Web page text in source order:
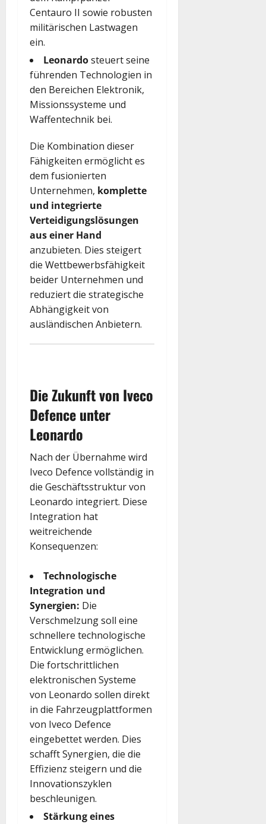
Centauro II sowie robusten
militärischen Lastwagen
ein.
Leonardosteuert seine
führenden Technologien in
den Bereichen Elektronik,
Missionssysteme und
Waffentechnik bei.
Die Kombination dieser
Fähigkeiten ermöglicht es
dem fusionierten
Unternehmen, komplette
und integrierte
Verteidigungslösungen
aus einer Hand
anzubieten. Dies steigert
die Wettbewerbsfähigkeit
beider Unternehmen und
reduziert die strategische
Abhängigkeit von
ausländischen Anbietern.
Die Zukunft von Iveco
Defence unter
Leonardo
Nach der Übernahme wird
Iveco Defence vollständig in
die Geschäftsstruktur von
Leonardo integriert. Diese
Integration hat
weitreichende
Konsequenzen:
Technologische
Integration und
Synergien: Die
Verschmelzung soll eine
schnellere technologische
Entwicklung ermöglichen.
Die fortschrittlichen
elektronischen Systeme
von Leonardo sollen direkt
in die Fahrzeugplattformen
von Iveco Defence
eingebettet werden. Dies
schafft Synergien, die die
Effizienz steigern und die
Innovationszyklen
beschleunigen.
Stärkung eines